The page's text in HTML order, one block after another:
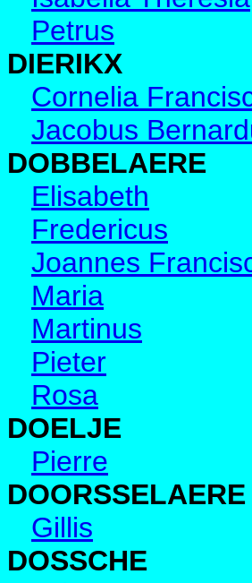
Petrus
DIERIKX
Cornelia
Jacobus
DOBBELAERE
Elisabeth
Fredericus
Joannes
Maria
Martinus
Pieter
Rosa
DOELJE
Pierre
DOORSSELAERE
Gillis
DOSSCHE